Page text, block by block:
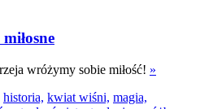
wróżymy sobie miłość! »
historia, kwiat wiśni, magia,